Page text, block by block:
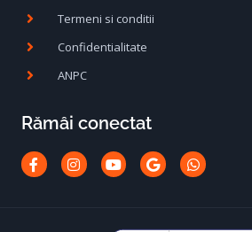
Termeni si conditii
Confidentialitate
ANPC
Rămâi conectat
Facebook-
f
Instagram
YoutubeGoogleWhatsapp